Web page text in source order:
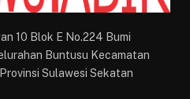
10 Blok E No.224 Bumi
Buntusu Kecamatan
Sulawesi Sekatan